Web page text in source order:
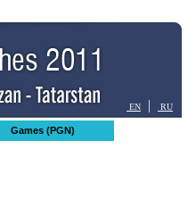
EN | RU
Games (PGN)